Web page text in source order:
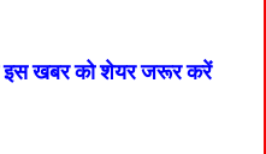
इस खबर को शेयर जरूर करें